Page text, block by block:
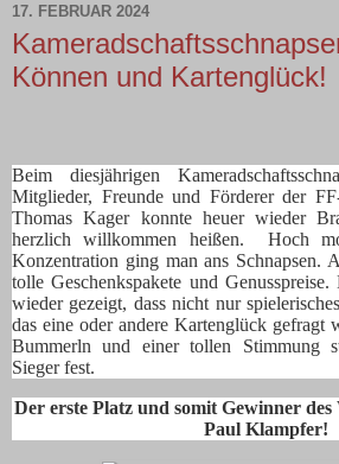
17. FEBRUAR 2024
Können und Kartenglück!
Beim diesjährigen
Mitglieder, Freunde und Förderer der
Thomas Kager konnte heuer wieder
herzlich willkommen heißen. Hoch
Konzentration ging man ans Schnapsen.
tolle Geschenkspakete und
wieder gezeigt, dass nicht nur
das eine oder andere Kartenglück gefragt
Bummerln und einer tollen Stimmung
Sieger fest.
Der erste Platz und somit Gewinner
Paul Klampfer!